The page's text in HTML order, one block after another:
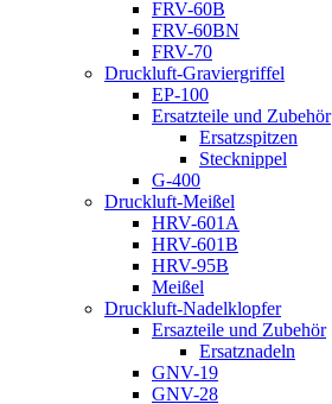
FRV-60B
FRV-60BN
FRV-70
Druckluft-Graviergriffel
EP-100
Ersatzteile und Zubehör
Ersatzspitzen
Stecknippel
G-400
Druckluft-Meißel
HRV-601A
HRV-601B
HRV-95B
Meißel
Druckluft-Nadelklopfer
Ersazteile und Zubehör
Ersatznadeln
GNV-19
GNV-28